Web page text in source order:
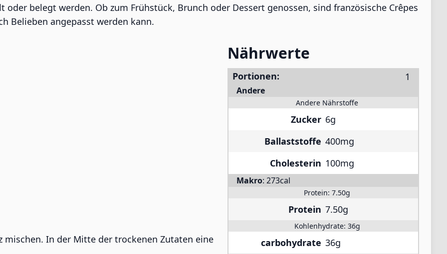
oder belegt werden. Ob zum Frühstück, Brunch oder Dessert genossen, sind französische Crêpes
Belieben angepasst werden kann.
mischen. In der Mitte der trockenen Zutaten eine
Nährwerte
Portionen:
Andere
Andere Nährstoffe
Zucker 6g
Ballaststoffe 400mg
Cholesterin 100mg
Makro: 273cal
Protein: 7.50g
Protein 7.50g
Kohlenhydrate: 36g
carbohydrate 36g